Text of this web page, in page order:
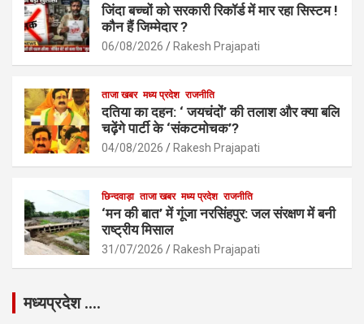
जिंदा बच्चों को सरकारी रिकॉर्ड में मार रहा सिस्टम !
कौन हैं जिम्मेदार ?
06/08/2026 Rakesh Prajapati
ताजा खबर मध्य प्रदेश राजनीति
दतिया का दहन: ‘ जयचंदों’ की तलाश और क्या बलि
चढ़ेंगे पार्टी के ‘संकटमोचक’?
04/08/2026 Rakesh Prajapati
छिन्दवाड़ा ताजा खबर मध्य प्रदेश राजनीति
‘मन की बात’ में गूंजा नरसिंहपुर: जल संरक्षण में बनी
राष्ट्रीय मिसाल
31/07/2026 Rakesh Prajapati
मध्यप्रदेश ….